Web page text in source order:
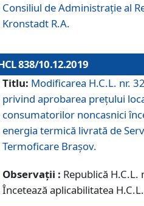
Consiliul de Administraţie al
Kronstadt R.A.
838/10.12.2019
Titlu: Modificarea H.C.L. nr.
privind aprobarea preţului
consumatorilor noncasnici
energia termică livrată de
Termoficare Braşov.
Observații : Republică
Încetează aplicabilitatea